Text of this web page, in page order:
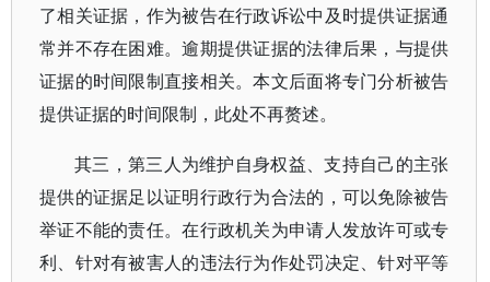
了相关证据，作为被告在行政诉讼中及时提供证据通
常并不存在困难。逾期提供证据的法律后果，与提供
证据的时间限制直接相关。本文后面将专门分析被告
提供证据的时间限制，此处不再赘述。
其三，第三人为维护自身权益、支持自己的主张
提供的证据足以证明行政行为合法的，可以免除被告
举证不能的责任。在行政机关为申请人发放许可或专
利、针对有被害人的违法行为作处罚决定、针对平等